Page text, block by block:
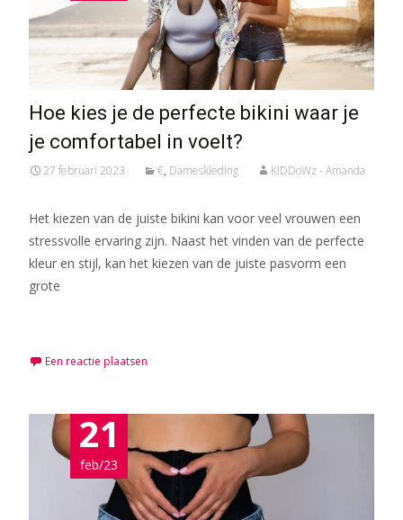
Hoe kies je de perfecte bikini waar je
je comfortabel in voelt?
27 februari 2023 €, Dameskleding KiDDoWz - Amanda
Het kiezen van de juiste bikini kan voor veel vrouwen een
stressvolle ervaring zijn. Naast het vinden van de perfecte
kleur en stijl, kan het kiezen van de juiste pasvorm een
grote
Een reactie plaatsen
21
feb/23